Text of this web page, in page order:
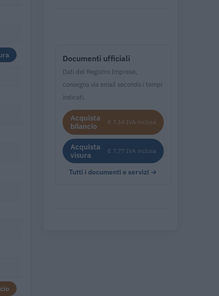
Documenti ufficiali
Dati del Registro Imprese,
consegna via email secondo i tempi
indicati.
Acquista
bilancio
€ 7,14 IVA inclusa
Acquista
visura
€ 7,77 IVA inclusa
Tutti i documenti e servizi →